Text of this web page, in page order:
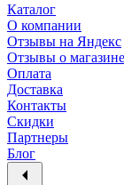
Каталог
О компании
Отзывы на Яндекс
Отзывы о магазине
Оплата
Доставка
Контакты
Скидки
Партнеры
Блог